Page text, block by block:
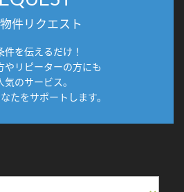
件リクエスト
件を伝えるだけ！
やリピーターの方にも
気のサービス。
たをサポートします。